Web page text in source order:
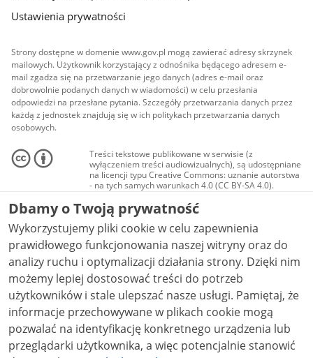
Ustawienia prywatności
Strony dostępne w domenie www.gov.pl mogą zawierać adresy skrzynek
mailowych. Użytkownik korzystający z odnośnika będącego adresem e-
mail zgadza się na przetwarzanie jego danych (adres e-mail oraz
dobrowolnie podanych danych w wiadomości) w celu przesłania
odpowiedzi na przesłane pytania. Szczegóły przetwarzania danych przez
każdą z jednostek znajdują się w ich politykach przetwarzania danych
osobowych.
Treści tekstowe publikowane w serwisie (z
wyłączeniem treści audiowizualnych), są udostępniane
na licencji typu Creative Commons: uznanie autorstwa
- na tych samych warunkach 4.0 (CC BY-SA 4.0).
Materiały audiowizualne, w tym zdjęcia, materiały
audio i wideo, są udostępniane na licencji typu
Creative Commons: uznanie autorstwa użycie
niekomercyjne - bez utworów zależnych 4.0 (CC BY-
NC-ND 4.0), o ile nie jest to stwierdzone inaczej.
Dbamy o Twoją prywatność
Wykorzystujemy pliki cookie w celu zapewnienia
prawidłowego funkcjonowania naszej witryny oraz do
analizy ruchu i optymalizacji działania strony. Dzięki nim
możemy lepiej dostosować treści do potrzeb
użytkowników i stale ulepszać nasze usługi. Pamiętaj, że
informacje przechowywane w plikach cookie mogą
pozwalać na identyfikację konkretnego urządzenia lub
przeglądarki użytkownika, a więc potencjalnie stanowić